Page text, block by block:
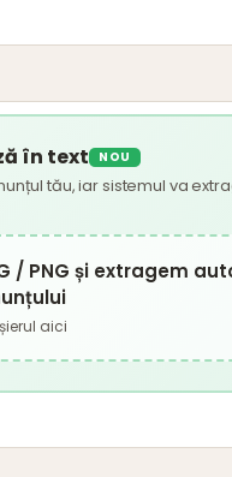
în text NOU
tău, iar sistemul va
/ PNG și extragem
aici